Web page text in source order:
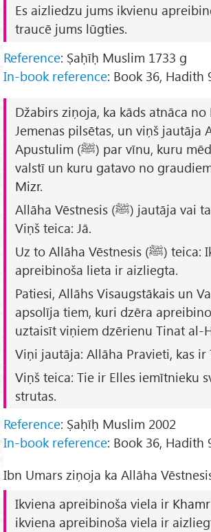
Es aizliedzu jums ikvienu
traucē jums lūgties.
Reference: Ṣaḥīḥ Muslim 1733 g
In-book reference: Book 36, Hadith
Džabirs ziņoja, ka kāds atnāca no
Jemenas pilsētas, un viņš jautāja
Apustulim (ﷺ) par vīnu, kuru mēdz dzert viņa
valstī un kuru gatavo no
Mizr.
Allāha Vēstnesis (ﷺ) jautāja vai tas ir apreibinošs.
Viņš teica: Jā.
Uz to Allāha Vēstnesis (ﷺ) teica: Ikviena
apreibinoša lieta ir aizliegta.
Patiesi, Allāhs Visaugstākais un
apsolīja tiem, kuri dzēra
uztaisīt viņiem dzērienuTinat al-
Viņi jautāja: Allāha Pravieti, kas ir
Viņš teica: Tie ir Elles iemītnieku
strutas.
Reference: Ṣaḥīḥ Muslim 2002
In-book reference: Book 36, Hadith
Ikviena apreibinoša viela ir Khamr
ikviena apreibinoša viela ir